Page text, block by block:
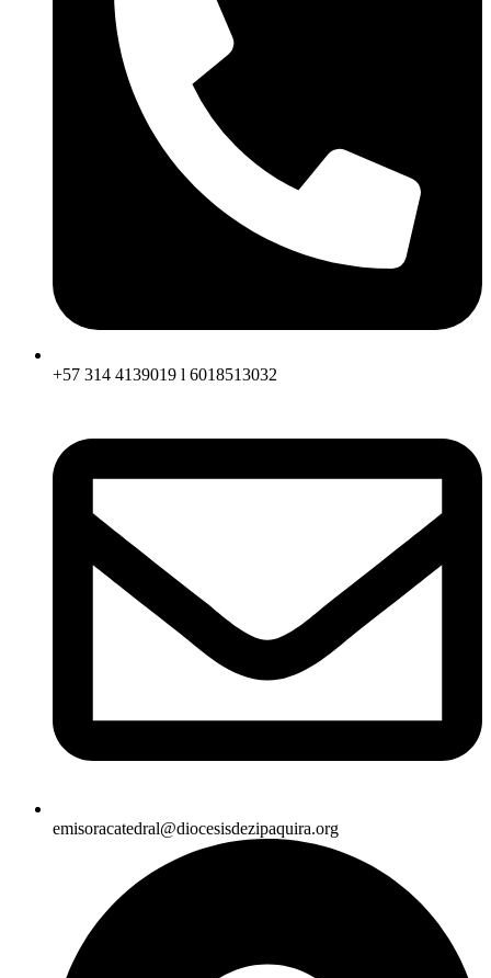
+57 314 4139019 l 6018513032
emisoracatedral@diocesisdezipaquira.org